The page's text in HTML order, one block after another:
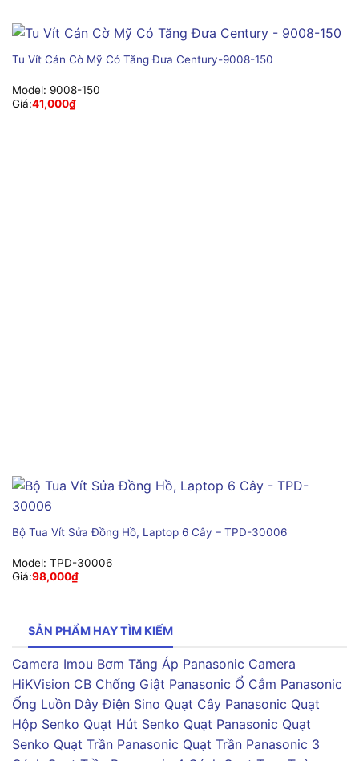
Tu Vít Cán Cờ Mỹ Có Tăng Đưa Century-9008-150
Model: 9008-150
Giá:41,000₫
Bộ Tua Vít Sửa Đồng Hồ, Laptop 6 Cây – TPD-30006
Model: TPD-30006
Giá:98,000₫
SẢN PHẨM HAY TÌM KIẾM
Camera Imou Bơm Tăng Áp Panasonic Camera
HiKVision CB Chống Giật Panasonic Ổ Cắm Panasonic
Ống Luồn Dây Điện Sino Quạt Cây Panasonic Quạt
Hộp Senko Quạt Hút Senko Quạt Panasonic Quạt
Senko Quạt Trần Panasonic Quạt Trần Panasonic 3